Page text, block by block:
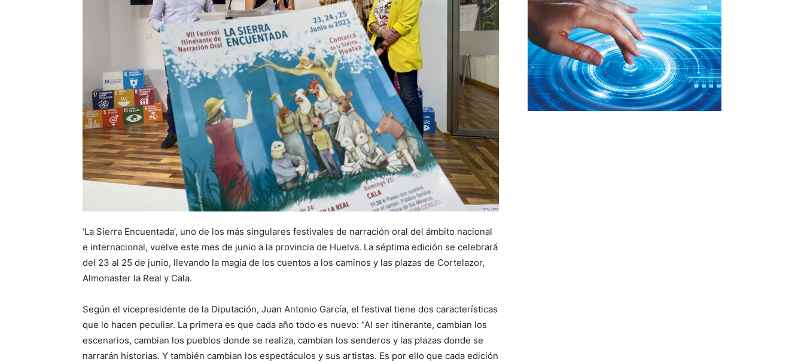
‘La Sierra Encuentada’, uno de los más singulares festivales de narración oral del ámbito nacional
e internacional, vuelve este mes de junio a la provincia de Huelva. La séptima edición se celebrará
del 23 al 25 de junio, llevando la magia de los cuentos a los caminos y las plazas de Cortelazor,
Almonaster la Real y Cala.
Según el vicepresidente de la Diputación, Juan Antonio García, el festival tiene dos características
que lo hacen peculiar. La primera es que cada año todo es nuevo: “Al ser itinerante, cambian los
escenarios, cambian los pueblos donde se realiza, cambian los senderos y las plazas donde se
narrarán historias. Y también cambian los espectáculos y sus artistas. Es por ello que cada edición